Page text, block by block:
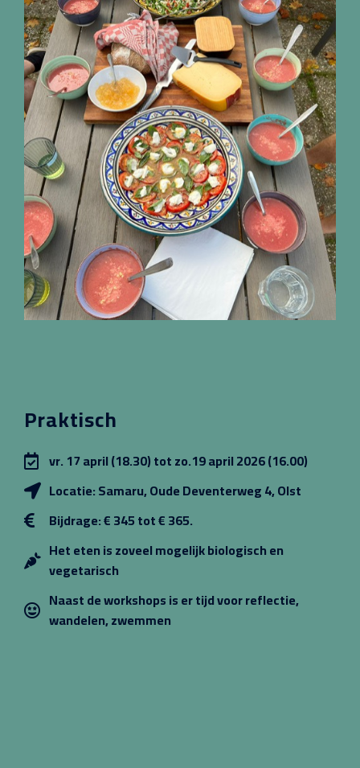
Praktisch
vr. 17 april (18.30) tot zo.19 april 2026 (16.00)
Locatie: Samaru, Oude Deventerweg 4, Olst
Bijdrage: € 345 tot € 365.
Het eten is zoveel mogelijk biologisch en
vegetarisch
Naast de workshops is er tijd voor reflectie,
wandelen, zwemmen